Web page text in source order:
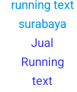
Jual
Running
text